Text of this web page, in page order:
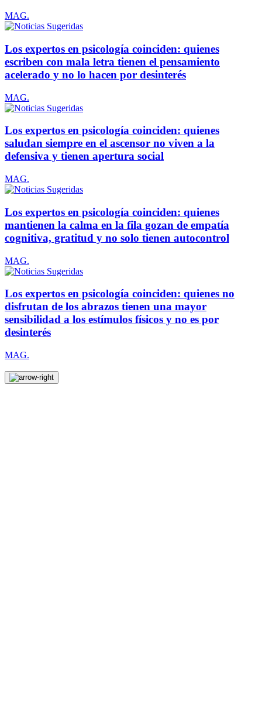
MAG.
Los expertos en psicología coinciden: quienes
escriben con mala letra tienen el pensamiento
acelerado y no lo hacen por desinterés
MAG.
Los expertos en psicología coinciden: quienes
saludan siempre en el ascensor no viven a la
defensiva y tienen apertura social
MAG.
Los expertos en psicología coinciden: quienes
mantienen la calma en la fila gozan de empatía
cognitiva, gratitud y no solo tienen autocontrol
MAG.
Los expertos en psicología coinciden: quienes no
disfrutan de los abrazos tienen una mayor
sensibilidad a los estímulos físicos y no es por
desinterés
MAG.